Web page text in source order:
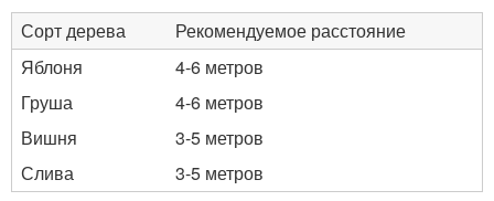
Сорт дерева
Рекомендуемое расстояние
Яблоня
4-6 метров
Груша
4-6 метров
Вишня
3-5 метров
Слива
3-5 метров